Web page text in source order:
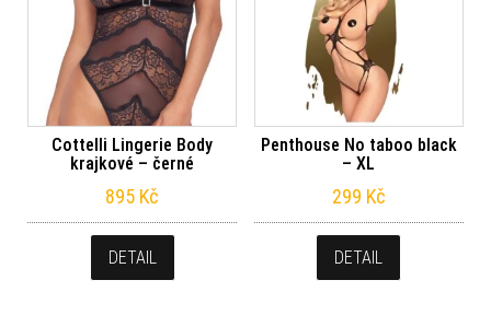
Cottelli Lingerie Body
krajkové – černé
895 Kč
DETAIL
Penthouse No taboo black
– XL
299 Kč
DETAIL